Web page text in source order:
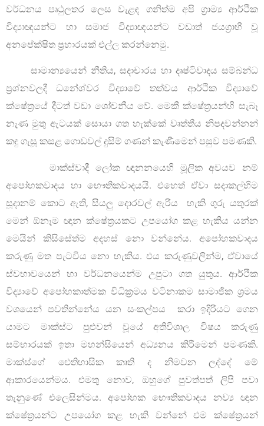
වර්ධනය පෘථුලතර ලෙස වැළඳ ගනිත්ම අපි ග්‍රාම්‍ය ආර්ථික
විද්‍යාඥයන්ට හා සමාජ විද්‍යාඥයන්ට වඩාත් ජයග්‍රාහී වූ
අනපේක්ෂිත ප්‍රහාරයක් එල්ල කරන්නෙමු.
සාමාන්‍යයෙන් නීතිය, සදාචාරය හා දෘෂ්ටිවාදය සම්බන්ධ
ප්‍රශ්නවලදී ධනේශ්වර විද්‍යාවේ තත්වය ආර්ථික විද්‍යාවේ
ක්ෂේත්‍රයේ දීටත් වඩා ශෝචනීය වේ. මෙකී ක්ෂේත්‍රයන්හි සැබෑ
නැණ මුතු ඇටයක් සොයා ගත හැක්කේ වෘත්තීය නිපදවන්නන්
කඳු ගැසූ කසළ ගොඩවල් දුසිම් ගණන් කැණීමෙන් පසුව පමණකි.
මාක්ස්වාදී ලෝක ඥානනයෙහි මූලික අවයව නම්
අපෝහකවාදය හා භෞතිකවාදයයි. එහෙත් ඒවා සදාකල්හිම
සූදානම් කොට ඇති, සියලු දොරවල් ඇරිය හැකි ගුරු යතුරක්
මෙන් ඕනෑම ඥාන ක්ෂේත්‍රයකට උපයෝග කළ හැකිය යන්න
මෙයින් කිසිසේත්ම අදහස් නො වන්නේය. අපෝහකවාදය
කරුණු මත පැටවිය නො හැකිය. එය කරුණුවලින්ම, ඒවායේ
ස්වභාවයෙන් හා වර්ධනයෙන්ම උපුටා ගත යුතුය. ආර්ථික
විද්‍යාවේ අපෝහකාත්මක විධික්‍රමය වටිනාකම සාමාජික ශ්‍රමය
වශයෙන් පවතින්නේය යන සංකල්පය කරා ඉදිරියට ගෙන
යාමට මාක්ස්ට පුළුවන් වූයේ අතිවිශාල විෂය කරුණු
සම්භාරයක් ඉතා මහන්සියෙන් අධ්‍යනය කිරීමෙන් පමණකි.
මාක්ස්ගේ ඓතිහාසික කෘති ද නිමවන ලද්දේ මේ
ආකාරයෙන්මය. එමතු නොව, ඔහුගේ පුවත්පත් ලිපි පවා
තැනුණේ එලෙසින්මය. අපෝහක භෞතිකවාදය නව්‍ය ඥාන
ක්ෂේත්‍රයන්ට උපයෝග කළ හැකි වන්නේ එම ක්ෂේත්‍රයන්